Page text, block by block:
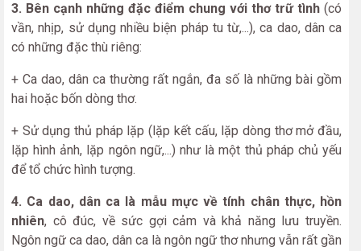
3. Bên cạnh những đặc điểm chung với thơ trữ tình (có
vần, nhịp, sử dụng nhiều biện pháp tu từ,...), ca dao, dân ca
có những đặc thù riêng:
+ Ca dao, dân ca thường rất ngắn, đa số là những bài gồm
hai hoặc bốn dòng thơ.
+ Sử dụng thủ pháp lặp (lặp kết cấu, lặp dòng thơ mở đầu,
lặp hình ảnh, lặp ngôn ngữ,...) như là một thủ pháp chủ yếu
để tổ chức hình tượng.
4. Ca dao, dân ca là mẫu mực về tính chân thực, hồn
nhiên, cô đúc, về sức gợi cảm và khả năng lưu truyền.
Ngôn ngữ ca dao, dân ca là ngôn ngữ thơ nhưng vẫn rất gần